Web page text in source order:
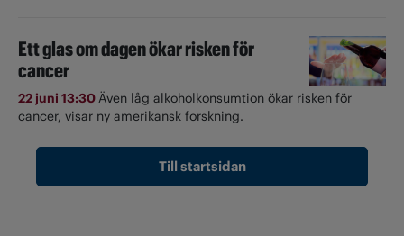
Ett glas om dagen ökar risken för
cancer
22 juni 13:30Även låg alkoholkonsumtion ökar risken för
cancer, visar ny amerikansk forskning.
Till startsidan